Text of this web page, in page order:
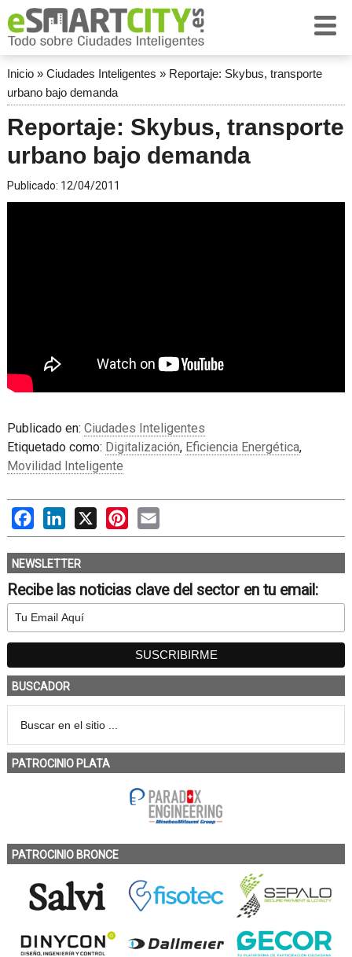
Inicio» Ciudades Inteligentes » Reportaje: Skybus, transporte
urbano bajo demanda
Reportaje: Skybus, transporte
urbano bajo demanda
Publicado: 12/04/2011
Publicado en: Ciudades Inteligentes
Etiquetado como: Digitalización, Eficiencia Energética,
Movilidad Inteligente
FacebookLinkedIn
X PinterestEmail
NEWSLETTER
Recibe las noticias clave del sector en tu email:
BUSCADOR
PATROCINIO PLATA
PATROCINIO BRONCE